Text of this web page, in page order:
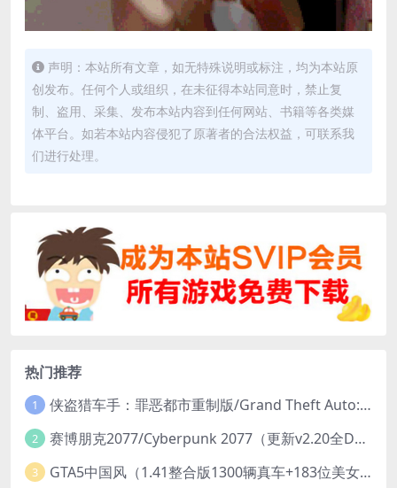
声明：本站所有文章，如无特殊说明或标注，均为本站原
创发布。任何个人或组织，在未征得本站同意时，禁止复
制、盗用、采集、发布本站内容到任何网站、书籍等各类媒
体平台。如若本站内容侵犯了原著者的合法权益，可联系我
们进行处理。
热门推荐
1 侠盗猎车手：罪恶都市重制版/Grand Theft Auto: Vice City – The Definitive Edition
2 赛博朋克2077/Cyberpunk 2077（更新v2.20全DLC）
3 GTA5中国风（1.41整合版1300辆真车+183位美女与英雄+200%存档）